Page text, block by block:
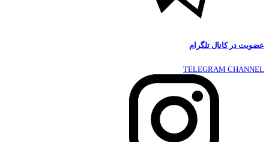
عضویت در کانال تلگرام
TELEGRAM CHANNEL